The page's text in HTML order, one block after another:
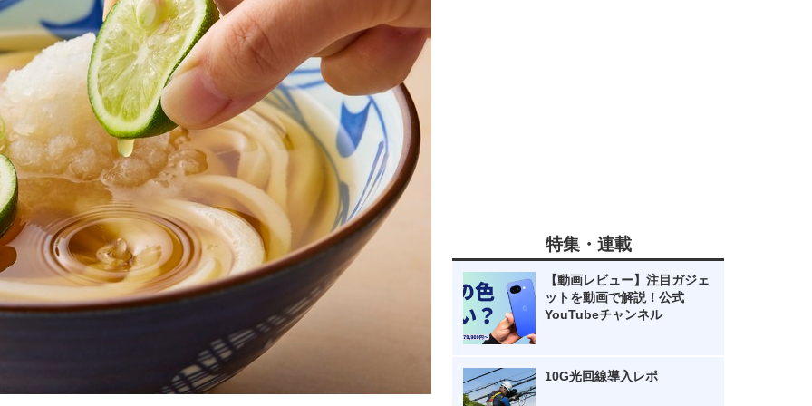
特集・連載
【動画レビュー】注目ガジェ
ットを動画で解説！公式
YouTubeチャンネル
10G光回線導入レポ